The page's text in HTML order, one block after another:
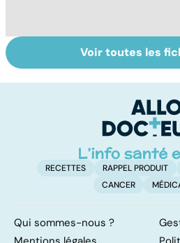
Tout savoir sur
les infections
Voir toutes les
RECETTES RAPPEL PRODUIT
CANCER
Qui sommes-nous ?